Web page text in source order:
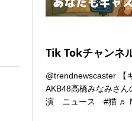
Tik Tokチャンネ
@trendnewscaster 【
AKB48高橋みなみさ
演 ニュース#猫 ♬